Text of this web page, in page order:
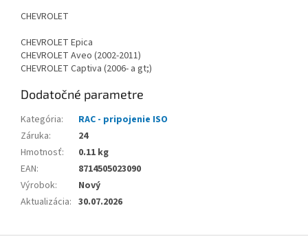
CHEVROLET
CHEVROLET Epica
CHEVROLET Aveo (2002-2011)
CHEVROLET Captiva (2006- a gt;)
Dodatočné parametre
Kategória:
RAC - pripojenie ISO
Záruka:
24
Hmotnosť:
0.11 kg
EAN:
8714505023090
Výrobok:
Nový
Aktualizácia: 30.07.2026